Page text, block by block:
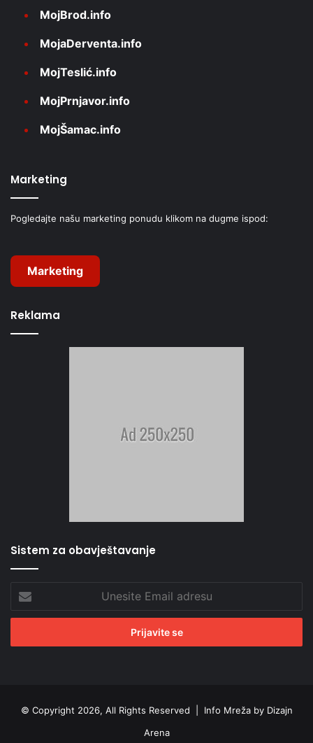
MojBrod.info
MojaDerventa.info
MojTeslić.info
MojPrnjavor.info
MojŠamac.info
Marketing
Pogledajte našu marketing ponudu klikom na dugme ispod:
Marketing
Reklama
Sistem za obavještavanje
Unesite
Email
adresu
© Copyright 2026, All Rights Reserved | Info Mreža by Dizajn
Arena